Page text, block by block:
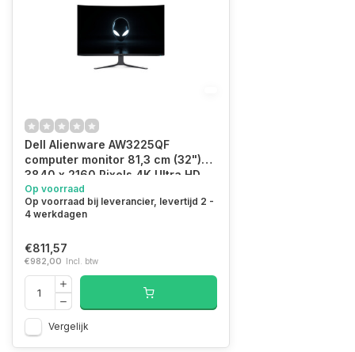
Dell Alienware AW3225QF
computer monitor 81,3 cm (32")
3840 x 2160 Pixels 4K Ultra HD
QD-OLED Zwart, Wit
Op voorraad
Op voorraad bij leverancier, levertijd 2 -
4 werkdagen
€811,57
€982,00 Incl. btw
Vergelijk